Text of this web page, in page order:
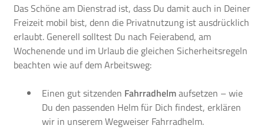
Das Schöne am Dienstrad ist, dass Du damit auch in Deiner
Freizeit mobil bist, denn die Privatnutzung ist ausdrücklich
erlaubt. Generell solltest Du nach Feierabend, am
Wochenende und im Urlaub die gleichen Sicherheitsregeln
beachten wie auf dem Arbeitsweg:
Einen gut sitzenden Fahrradhelmaufsetzen – wie
Du den passenden Helm für Dich findest, erklären
wir in unseremWegweiser Fahrradhelm.